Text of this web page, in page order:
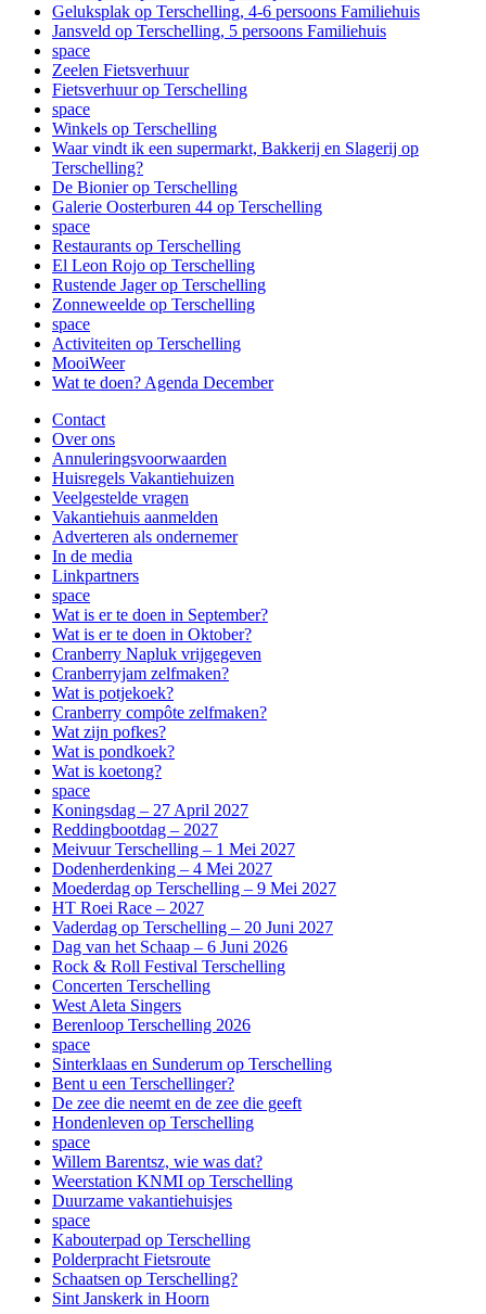
Geluksplak op Terschelling, 4-6 persoons Familiehuis
Jansveld op Terschelling, 5 persoons Familiehuis
space
Zeelen Fietsverhuur
Fietsverhuur op Terschelling
space
Winkels op Terschelling
Waar vindt ik een supermarkt, Bakkerij en Slagerij op
Terschelling?
De Bionier op Terschelling
Galerie Oosterburen 44 op Terschelling
space
Restaurants op Terschelling
El Leon Rojo op Terschelling
Rustende Jager op Terschelling
Zonneweelde op Terschelling
space
Activiteiten op Terschelling
MooiWeer
Wat te doen? Agenda December
Contact
Over ons
Annuleringsvoorwaarden
Huisregels Vakantiehuizen
Veelgestelde vragen
Vakantiehuis aanmelden
Adverteren als ondernemer
In de media
Linkpartners
space
Wat is er te doen in September?
Wat is er te doen in Oktober?
Cranberry Napluk vrijgegeven
Cranberryjam zelfmaken?
Wat is potjekoek?
Cranberry compôte zelfmaken?
Wat zijn pofkes?
Wat is pondkoek?
Wat is koetong?
space
Koningsdag – 27 April 2027
Reddingbootdag – 2027
Meivuur Terschelling – 1 Mei 2027
Dodenherdenking – 4 Mei 2027
Moederdag op Terschelling – 9 Mei 2027
HT Roei Race – 2027
Vaderdag op Terschelling – 20 Juni 2027
Dag van het Schaap – 6 Juni 2026
Rock & Roll Festival Terschelling
Concerten Terschelling
West Aleta Singers
Berenloop Terschelling 2026
space
Sinterklaas en Sunderum op Terschelling
Bent u een Terschellinger?
De zee die neemt en de zee die geeft
Hondenleven op Terschelling
space
Willem Barentsz, wie was dat?
Weerstation KNMI op Terschelling
Duurzame vakantiehuisjes
space
Kabouterpad op Terschelling
Polderpracht Fietsroute
Schaatsen op Terschelling?
Sint Janskerk in Hoorn